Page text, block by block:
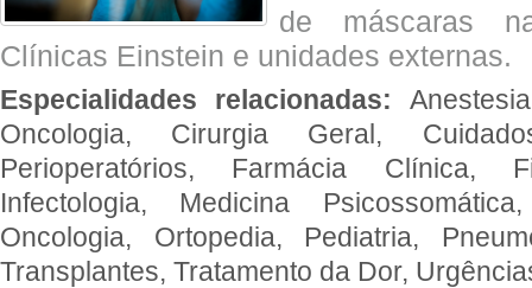
de máscaras
Clínicas Einstein e unidades externas.
Especialidades relacionadas:
Oncologia, Cirurgia Geral,
Perioperatórios, Farmácia Clínica,
Infectologia, Medicina
Oncologia, Ortopedia, Pediatria,
Transplantes, Tratamento da Dor,